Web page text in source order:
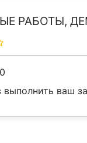
РАБОТЫ,
выполнить ваш